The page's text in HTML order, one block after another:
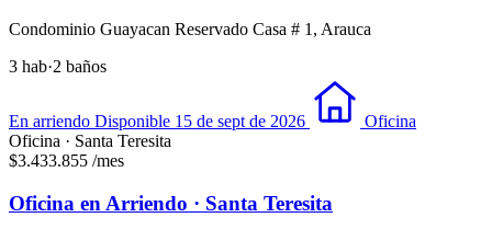
Condominio Guayacan Reservado Casa # 1, Arauca
3 hab·2 baños
En arriendo Disponible 15 de sept de 2026
Oficina
Oficina · Santa Teresita
$3.433.855 /mes
Oficina en Arriendo · Santa Teresita